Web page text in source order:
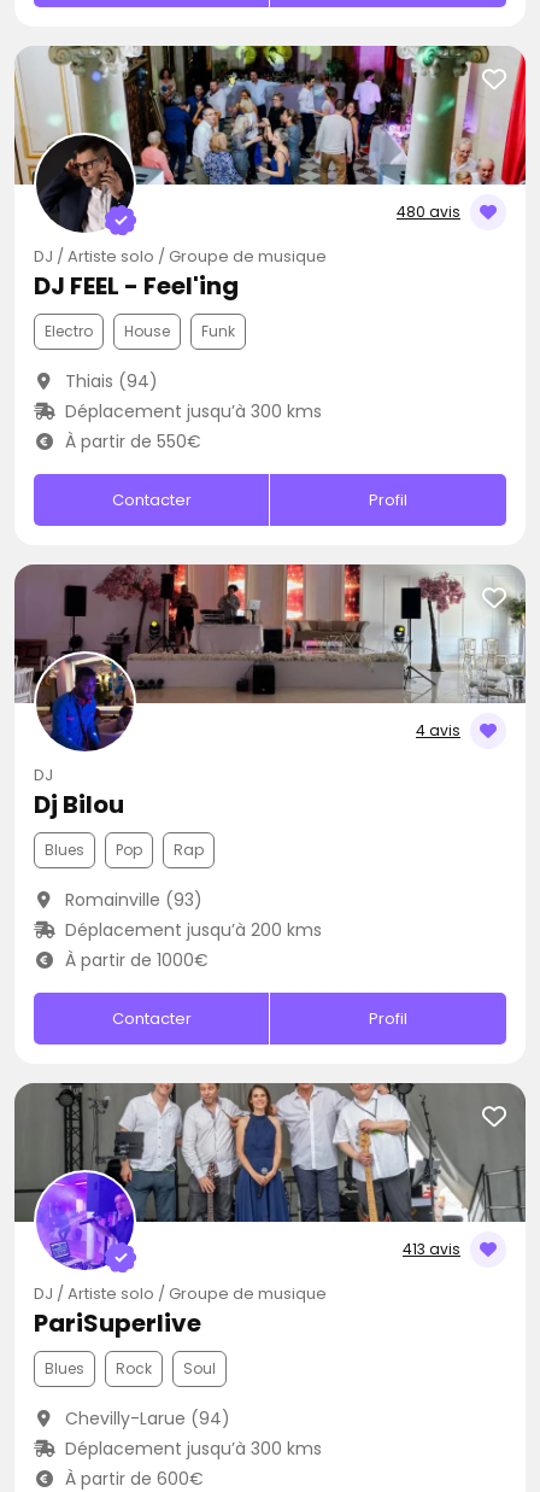
480 avis
DJ / Artiste solo / Groupe de musique
DJ FEEL - Feel'ing
Electro House Funk
Thiais (94)
Déplacement jusqu’à 300 kms
À partir de 550€
Contacter Profil
4 avis
DJ
Dj Bilou
Blues Pop Rap
Romainville (93)
Déplacement jusqu’à 200 kms
À partir de 1000€
Contacter Profil
413 avis
DJ / Artiste solo / Groupe de musique
PariSuperlive
Blues Rock Soul
Chevilly-Larue (94)
Déplacement jusqu’à 300 kms
À partir de 600€